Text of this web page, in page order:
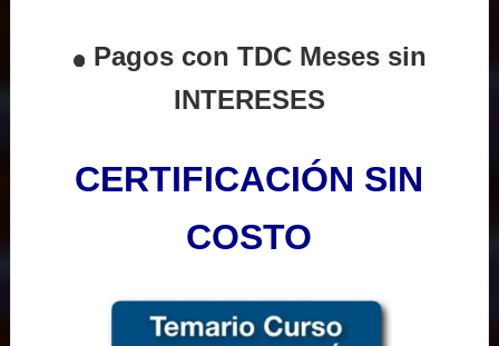
Pagos con TDC Meses sin
INTERESES
CERTIFICACIÓN SIN
COSTO